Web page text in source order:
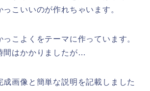
っこいいのが作れちゃいます。
こよくをテーマに作っています。
間はかかりましたが…
成画像と簡単な説明を記載しました